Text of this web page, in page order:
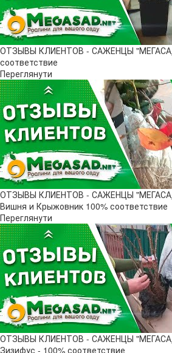
ОТЗЫВЫ КЛИЕНТОВ - САЖЕНЦЫ
соответствие
Переглянути
ОТЗЫВЫ КЛИЕНТОВ - САЖЕНЦЫ
Вишня и Крыжовник 100% соответствие
Переглянути
ОТЗЫВЫ КЛИЕНТОВ - САЖЕНЦЫ
Зизифус - 100% соответствие